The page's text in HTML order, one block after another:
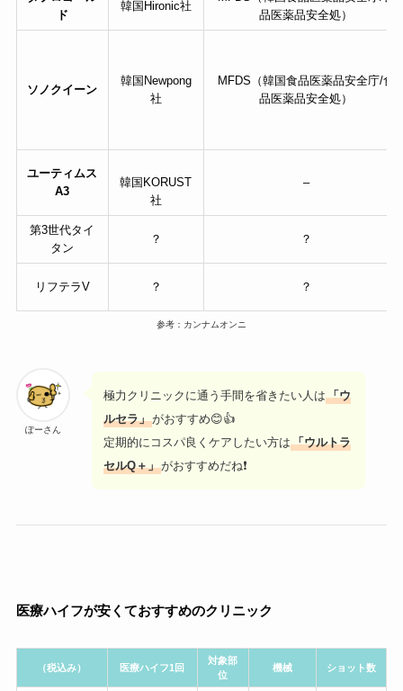
ド
韓国Hironic社
品医薬品安全処）
ソノクイーン
韓国Newpong
社
MFDS（韓国食品医薬品安全庁/食
品医薬品安全処）
ユーティムス
A3
韓国KORUST
社
–
第3世代タイ
タン
？ ？
リフテラV ？ ？
参考：カンナムオンニ
ぽーさん
極力クリニックに通う手間を省きたい人は「ウ
ルセラ」がおすすめ😊👍
定期的にコスパ良くケアしたい方は「ウルトラ
セルQ＋」がおすすめだね❗
医療ハイフが安くておすすめのクリニック
（税込み） 医療ハイフ1回
対象部
位
機械 ショット数